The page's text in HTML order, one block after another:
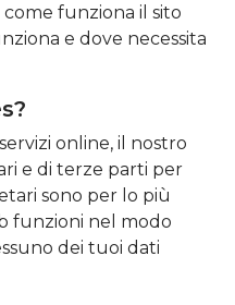
funziona il sito
e dove necessita
online, il nostro
e di terze parti per
sono per lo più
funzioni nel modo
dei tuoi dati